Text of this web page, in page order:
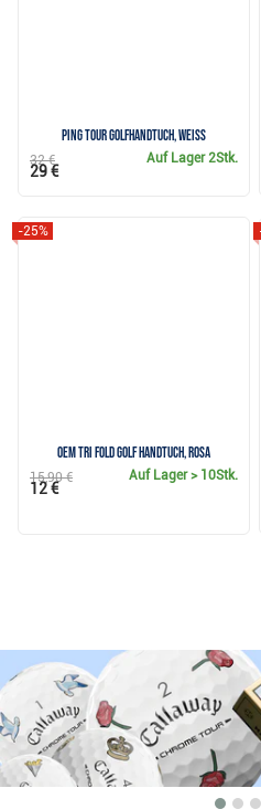
Ping Tour GolfHandtuch, weiss
Auf Lager 2Stk.
32 €
29 €
OEM Tri Fold Golf Handtuch, rosa
-25%
Auf Lager> 10Stk.
15,90 €
12 €